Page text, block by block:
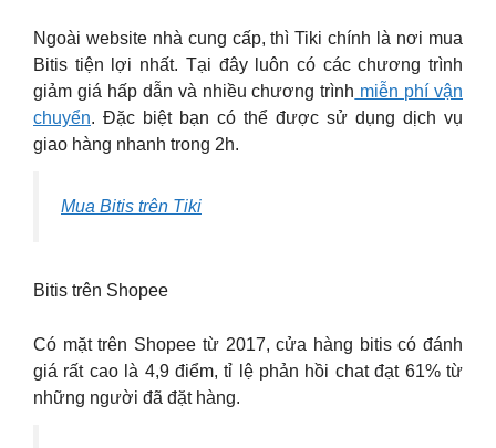
Ngoài website nhà cung cấp, thì Tiki chính là nơi mua
Bitis tiện lợi nhất. Tại đây luôn có các chương trình
giảm giá hấp dẫn và nhiều chương trình miễn phí vận
chuyển. Đặc biệt bạn có thể được sử dụng dịch vụ
giao hàng nhanh trong 2h.
Mua Bitis trên Tiki
Bitis trên Shopee
Có mặt trên Shopee từ 2017, cửa hàng bitis có đánh
giá rất cao là 4,9 điểm, tỉ lệ phản hồi chat đạt 61% từ
những người đã đặt hàng.